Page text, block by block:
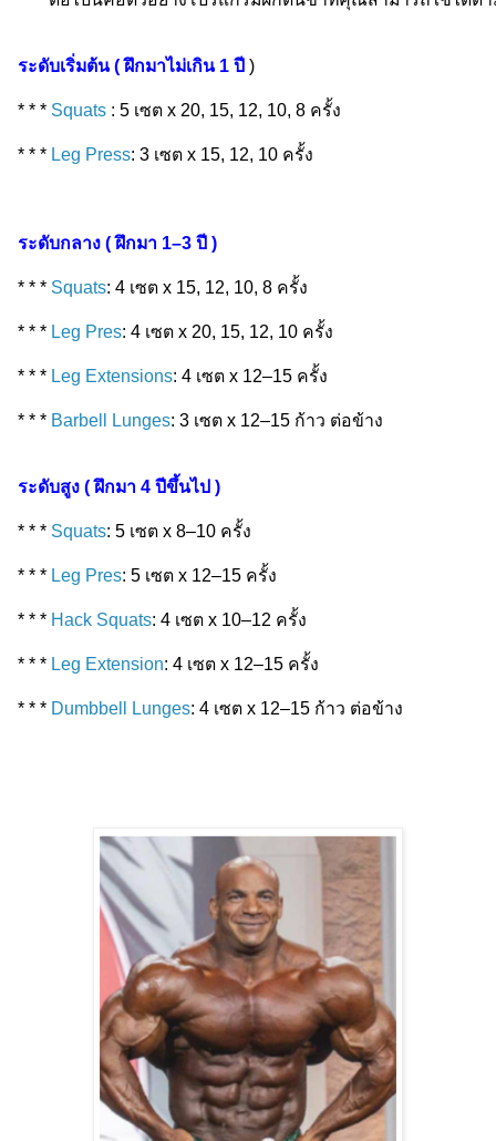
ระดับเริ่มต้น ( ฝึกมาไม่เกิน 1 ปี )
* * * Squats : 5 เซต x 20, 15, 12, 10, 8 ครั้ง
* * * Leg Press: 3 เซต x 15, 12, 10 ครั้ง
ระดับกลาง ( ฝึกมา 1–3 ปี )
* * * Squats: 4 เซต x 15, 12, 10, 8 ครั้ง
* * * Leg Pres: 4 เซต x 20, 15, 12, 10 ครั้ง
* * * Leg Extensions: 4 เซต x 12–15 ครั้ง
* * * Barbell Lunges: 3 เซต x 12–15 ก้าว ต่อข้าง
ระดับสูง ( ฝึกมา 4 ปีขึ้นไป )
* * * Squats: 5 เซต x 8–10 ครั้ง
* * * Leg Pres: 5 เซต x 12–15 ครั้ง
* * * Hack Squats: 4 เซต x 10–12 ครั้ง
* * * Leg Extension: 4 เซต x 12–15 ครั้ง
* * * Dumbbell Lunges: 4 เซต x 12–15 ก้าว ต่อข้าง